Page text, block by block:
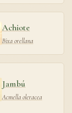
Achiote
Bixa orellana
Jambú
Acmella oleracea